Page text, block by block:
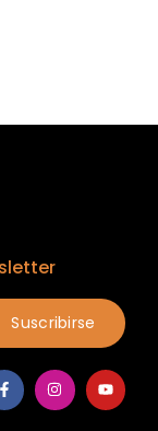
Suscribirse